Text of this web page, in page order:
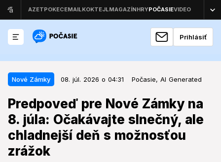
Prihlásiť
Nové Zámky 08. júl. 2026 o 04:31 Počasie, AI Generated
Predpoveď pre Nové Zámky na
8. júla: Očakávajte slnečný, ale
chladnejší deň s možnosťou
zrážok
Nové Zámky 08. júl. 2026 o 04:31
Predpoveď pre Nové Zámky na 8.
júla: Očakávajte slnečný, ale
chladnejší deň s možnosťou
zrážok